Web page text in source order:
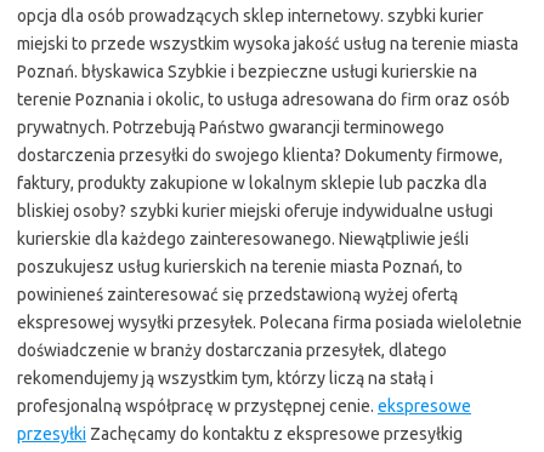
opcja dla osób prowadzących sklep internetowy. szybki kurier
miejski to przede wszystkim wysoka jakość usług na terenie miasta
Poznań. błyskawica Szybkie i bezpieczne usługi kurierskie na
terenie Poznania i okolic, to usługa adresowana do firm oraz osób
prywatnych. Potrzebują Państwo gwarancji terminowego
dostarczenia przesyłki do swojego klienta? Dokumenty firmowe,
faktury, produkty zakupione w lokalnym sklepie lub paczka dla
bliskiej osoby? szybki kurier miejski oferuje indywidualne usługi
kurierskie dla każdego zainteresowanego. Niewątpliwie jeśli
poszukujesz usług kurierskich na terenie miasta Poznań, to
powinieneś zainteresować się przedstawioną wyżej ofertą
ekspresowej wysyłki przesyłek. Polecana firma posiada wieloletnie
doświadczenie w branży dostarczania przesyłek, dlatego
rekomendujemy ją wszystkim tym, którzy liczą na stałą i
profesjonalną współpracę w przystępnej cenie. ekspresowe
przesyłki Zachęcamy do kontaktu z ekspresowe przesyłkig